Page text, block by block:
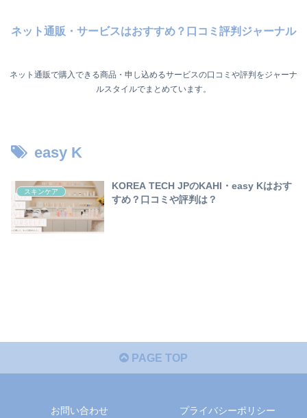
ネット通販・サービスはおすすめ？口コミ評判ジャーナル
ネット通販で購入できる商品・申し込めるサービスの口コミや評判をジャーナ
ルスタイルでまとめています。
easy K
スキンケア
KOREA TECH JPのKAHI・easy Kはおす
すめ？口コミや評判は？
PAGE TOP
お問い合わせ
プライバシーポリシー